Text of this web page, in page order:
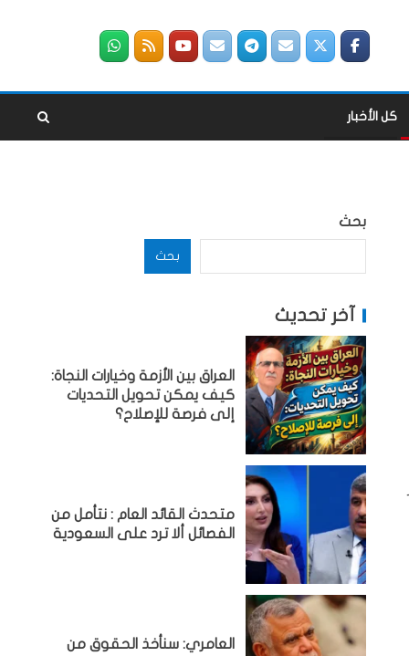
كل الأخبار
بحث
بحث
آخر تحديث
العراق بين الأزمة وخيارات النجاة:
كيف يمكن تحويل التحديات
إلى فرصة للإصلاح؟
متحدث القائد العام : نتأمل من
الفصائل ألا ترد على السعودية
العامري: سنأخذ الحقوق من